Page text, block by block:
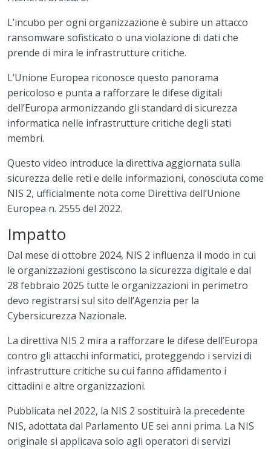
Sicurezza della catena di fornitura
Obblighi di reporting 0/1
Applicazione
Test di fine corso
L’incubo per ogni organizzazione è subire un attacco
ransomware sofisticato o una violazione di dati che
prende di mira le infrastrutture critiche.
L’Unione Europea riconosce questo panorama
pericoloso e punta a rafforzare le difese digitali
dell’Europa armonizzando gli standard di sicurezza
informatica nelle infrastrutture critiche degli stati
membri.
Questo video introduce la direttiva aggiornata sulla
sicurezza delle reti e delle informazioni, conosciuta come
NIS 2, ufficialmente nota come Direttiva dell’Unione
Europea n. 2555 del 2022.
Impatto
Dal mese di ottobre 2024, NIS 2 influenza il modo in cui
le organizzazioni gestiscono la sicurezza digitale e dal
28 febbraio 2025 tutte le organizzazioni in perimetro
devo registrarsi sul sito dell’Agenzia per la
Cybersicurezza Nazionale.
La direttiva NIS 2 mira a rafforzare le difese dell’Europa
contro gli attacchi informatici, proteggendo i servizi di
infrastrutture critiche su cui fanno affidamento i
cittadini e altre organizzazioni.
Pubblicata nel 2022, la NIS 2 sostituirà la precedente
NIS, adottata dal Parlamento UE sei anni prima. La NIS
originale si applicava solo agli operatori di servizi